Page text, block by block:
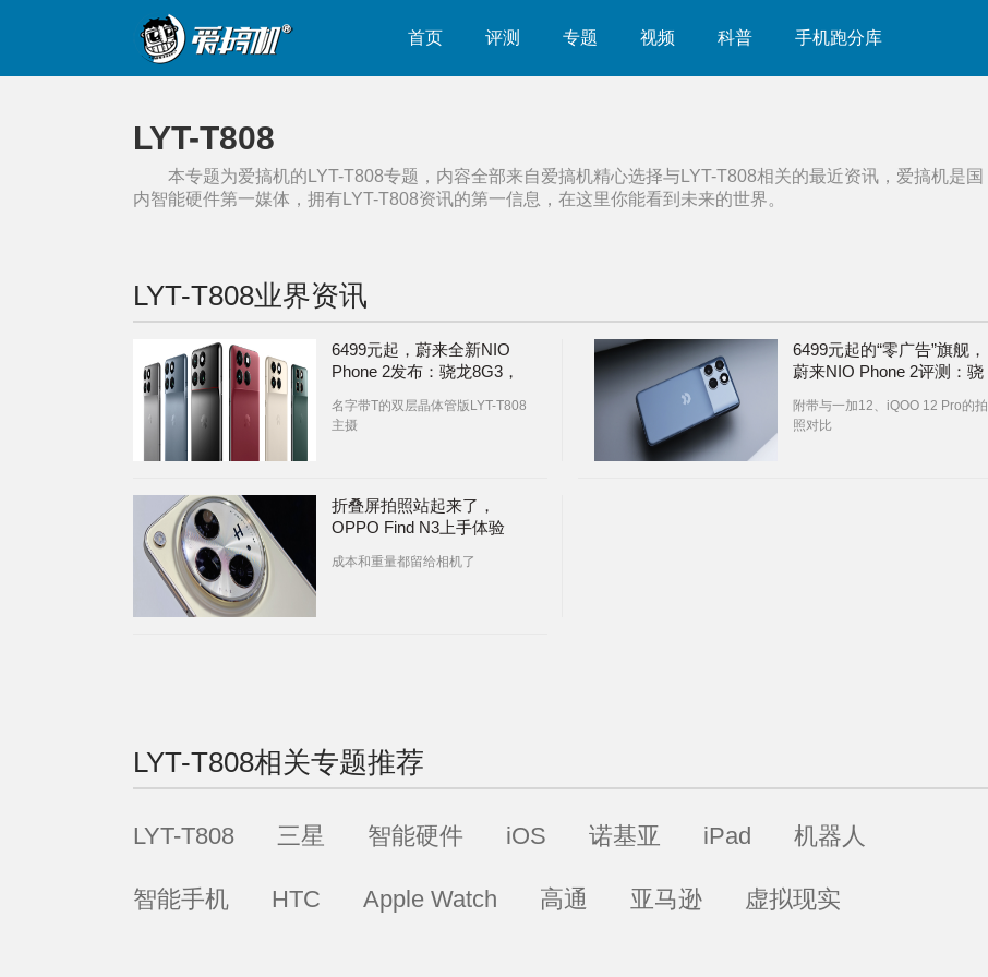
首页 评测 专题 视频 科普 手机跑分库
LYT-T808
本专题为爱搞机的 LYT-T808专题，内容全部来自爱搞机精心选择与 LYT-T808相关的最近资讯，爱搞机是国
内智能硬件第一媒体，拥有 LYT-T808资讯的第一信息，在这里你能看到未来的世界。
LYT-T808业界资讯
6499元起，蔚来全新NIO
Phone 2发布：骁龙8G3，
IMX890长焦+IMX882超广
角
名字带T的双层晶体管版LYT-T808
主摄
6499元起的“零广告”旗舰，
蔚来NIO Phone 2评测：骁
+IMX890长焦
附带与一加12、iQOO 12 Pro的拍
照对比
折叠屏拍照站起来了，
OPPO Find N3上手体验
成本和重量都留给相机了
LYT-T808相关专题推荐
LYT-T808 三星 智能硬件 iOS 诺基亚 iPad 机器人
智能手机 HTC Apple Watch 高通 亚马逊 虚拟现实